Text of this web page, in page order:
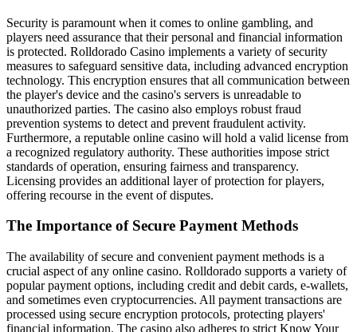
Security is paramount when it comes to online gambling, and
players need assurance that their personal and financial information
is protected. Rolldorado Casino implements a variety of security
measures to safeguard sensitive data, including advanced encryption
technology. This encryption ensures that all communication between
the player's device and the casino's servers is unreadable to
unauthorized parties. The casino also employs robust fraud
prevention systems to detect and prevent fraudulent activity.
Furthermore, a reputable online casino will hold a valid license from
a recognized regulatory authority. These authorities impose strict
standards of operation, ensuring fairness and transparency.
Licensing provides an additional layer of protection for players,
offering recourse in the event of disputes.
The Importance of Secure Payment Methods
The availability of secure and convenient payment methods is a
crucial aspect of any online casino. Rolldorado supports a variety of
popular payment options, including credit and debit cards, e-wallets,
and sometimes even cryptocurrencies. All payment transactions are
processed using secure encryption protocols, protecting players'
financial information. The casino also adheres to strict Know Your